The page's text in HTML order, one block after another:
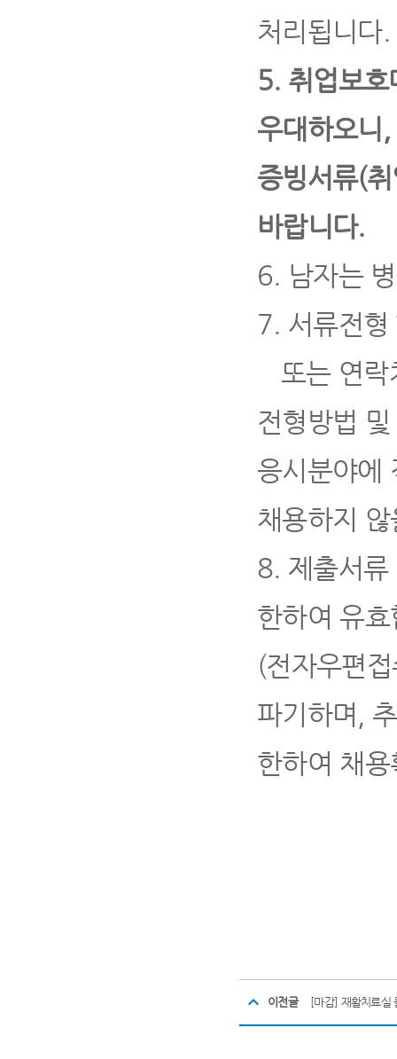
처리됩니다.
5. 취업보호
우대하오니 ,
증빙서류(
바랍니다.
6. 남자는
7. 서류전
또는 연
전형방법
응시분야에
채용하지
8. 제출서
한하여 유
(전자우편
파기하며 ,
한하여 채
이전글 [마감] 재활치료실